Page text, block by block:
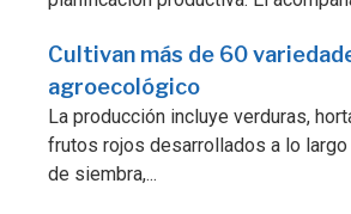
Cultivan más de 60
agroecológico
La producción incluye verduras,
frutos rojos desarrollados a lo largo
de siembra,...